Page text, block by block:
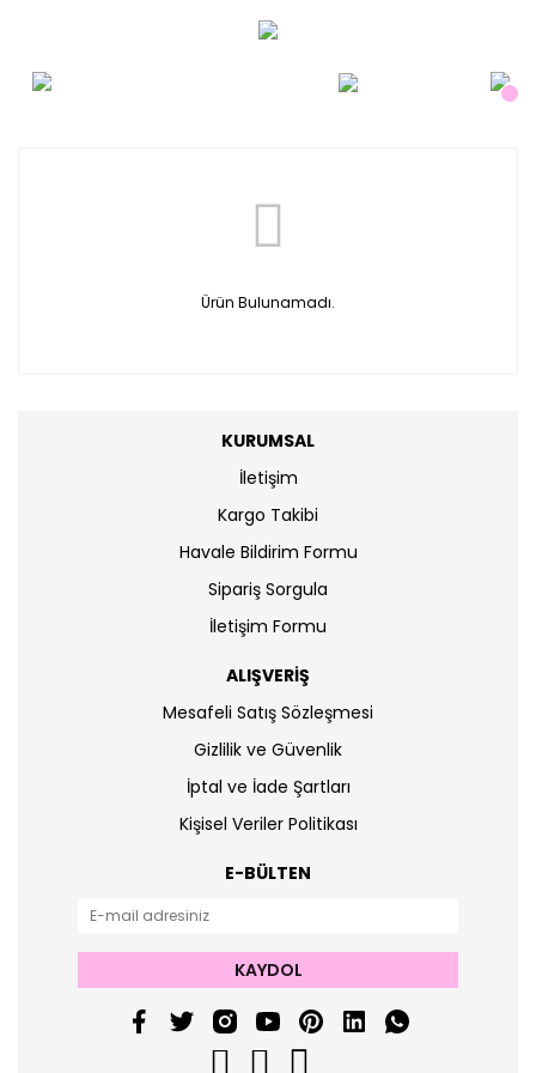
Ürün Bulunamadı.
KURUMSAL
İletişim
Kargo Takibi
Havale Bildirim Formu
Sipariş Sorgula
İletişim Formu
ALIŞVERİŞ
Mesafeli Satış Sözleşmesi
Gizlilik ve Güvenlik
İptal ve İade Şartları
Kişisel Veriler Politikası
E-BÜLTEN
KAYDOL